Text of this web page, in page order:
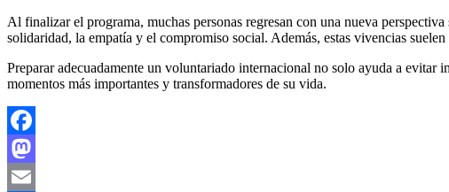
Al finalizar el programa, muchas personas regresan con una nueva
solidaridad, la empatía y el compromiso social. Además, estas vivencias
Preparar adecuadamente un voluntariado internacional no solo ayuda a
momentos más importantes y transformadores de su vida.
Facebook
Mastodon